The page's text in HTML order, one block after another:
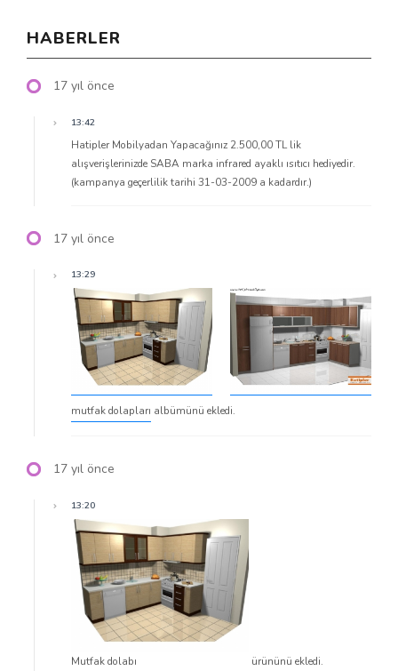
HABERLER
17 yıl önce
13:42
Hatipler Mobilyadan Yapacağınız 2.500,00 TL lik
alışverişlerinizde SABA marka infrared ayaklı ısıtıcı hediyedir.
(kampanya geçerlilik tarihi 31-03-2009 a kadardır.)
17 yıl önce
13:29
mutfak dolapları albümünü ekledi.
17 yıl önce
13:20
Mutfak dolabı ürününü ekledi.